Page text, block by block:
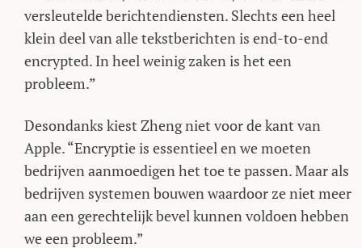
versleutelde berichtendiensten. Slechts een heel
klein deel van alle tekstberichten is end-to-end
encrypted. In heel weinig zaken is het een
probleem.”
Desondanks kiest Zheng niet voor de kant van
Apple. “Encryptie is essentieel en we moeten
bedrijven aanmoedigen het toe te passen. Maar als
bedrijven systemen bouwen waardoor ze niet meer
aan een gerechtelijk bevel kunnen voldoen hebben
we een probleem.”